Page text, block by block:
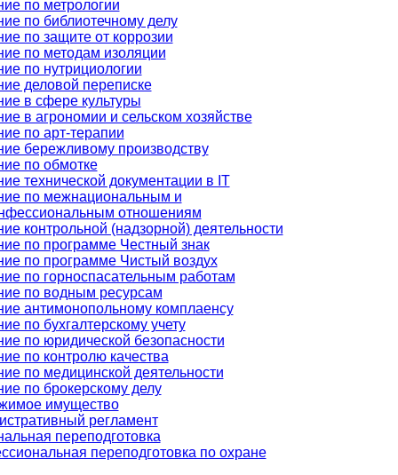
по метрологии
по библиотечному делу
по защите от коррозии
по методам изоляции
по нутрициологии
деловой переписке
в сфере культуры
в агрономии и сельском хозяйстве
по арт-терапии
бережливому производству
по обмотке
технической документации в IT
по межнациональным и
отношениям
контрольной (надзорной) деятельности
по программе Честный знак
по программе Чистый воздух
по горноспасательным работам
по водным ресурсам
антимонопольному комплаенсу
по бухгалтерскому учету
по юридической безопасности
по контролю качества
по медицинской деятельности
по брокерскому делу
имущество
регламент
переподготовка
переподготовка по охране